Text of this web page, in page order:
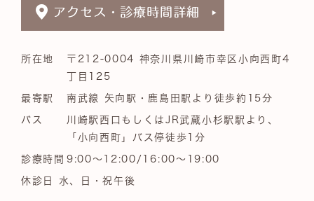
所在地
〒212-0004 神奈川県川崎市幸区小向西町4
丁目125
最寄駅 南武線 矢向駅・鹿島田駅より徒歩約15分
バス
川崎駅西口もしくはJR武蔵小杉駅駅より、
「小向西町」バス停徒歩1分
診療時間 9:00～12:00/16:00～19:00
休診日 水、日・祝午後